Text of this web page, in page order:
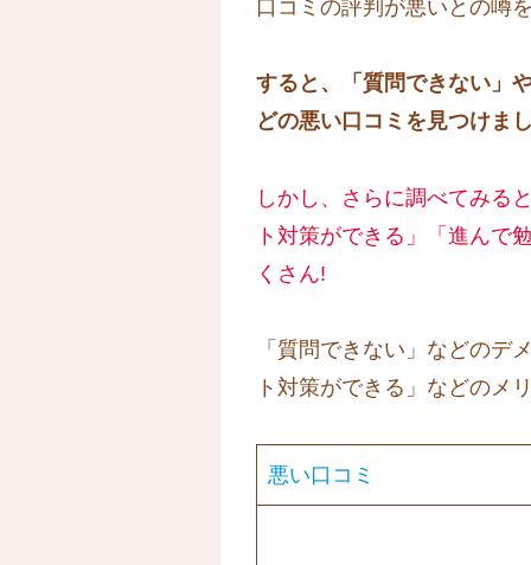
口コミの評判が悪いとの噂
すると、「質問できない」
どの悪い口コミを見つけまし
しかし、さらに調べてみる
ト対策ができる」「進んで
くさん!
「質問できない」などのデ
ト対策ができる」などのメ
悪い口コミ